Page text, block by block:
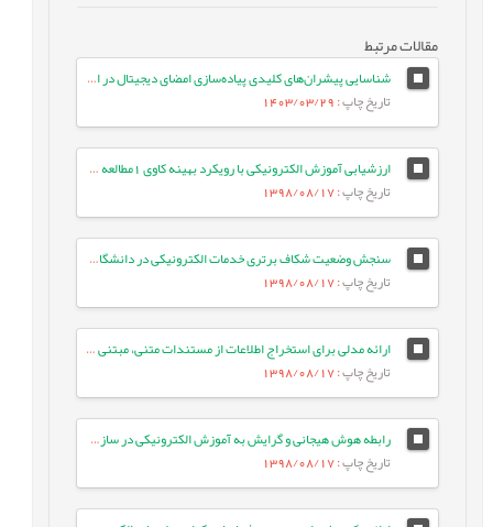
مقالات مرتبط
شناسایی پیشران‌های کلیدی پیاده‌سازی امضای دیجیتال در ایران (به روش دلفی فازی)
تاریخ چاپ: 1403/03/29
ارزشیابی آموزش الکترونیکی با رویکرد بهینه کاوی 1مطالعه موردی: آموزش عالی ایران
تاریخ چاپ: 1398/08/17
سنجش وضعیت شکاف برتری خدمات الکترونیکی در دانشگاه پیام‌نور
تاریخ چاپ: 1398/08/17
ارائه مدلی برای استخراج اطلاعات از مستندات متنی، مبتنی بر متن‌کاوی در حوزه یادگیری الکترونیکی
تاریخ چاپ: 1398/08/17
رابطه هوش هیجانی و گرایش به آموزش الکترونیکی در سازمان‌ها
تاریخ چاپ: 1398/08/17